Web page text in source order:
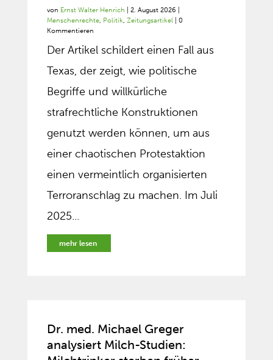
von Ernst Walter Henrich 2. August 2026
Menschenrechte, Politik, Zeitungsartikel| 0
Kommentieren
Der Artikel schildert einen Fall aus
Texas, der zeigt, wie politische
Begriffe und willkürliche
strafrechtliche Konstruktionen
genutzt werden können, um aus
einer chaotischen Protestaktion
einen vermeintlich organisierten
Terroranschlag zu machen. Im Juli
2025...
mehr lesen
Dr. med. Michael Greger
analysiert Milch-Studien: